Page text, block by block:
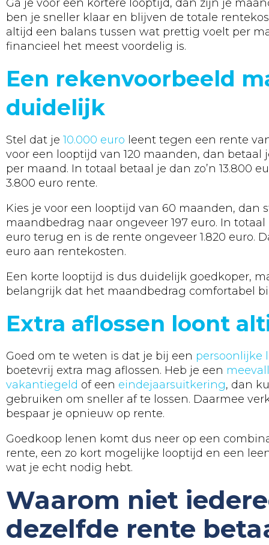
Ga je voor een kortere looptijd, dan zijn je
ben je sneller klaar en blijven de totale
altijd een balans tussen wat prettig voelt per
financieel het meest voordelig is.
Een rekenvoorbeeld
duidelijk
Stel dat je 10.000 euro leent tegen een rente
voor een looptijd van 120 maanden, dan betaal
per maand. In totaal betaal je dan zo’n 13.800
3.800 euro rente.
Kies je voor een looptijd van 60 maanden, dan
maandbedrag naar ongeveer 197 euro. In totaal
euro terug en is de rente ongeveer 1.820 euro.
euro aan rentekosten.
Een korte looptijd is dus duidelijk goedkoper,
belangrijk dat het maandbedrag comfortabel
Extra aflossen loont
Goed om te weten is dat je bij een persoonlijke
boetevrij extra mag aflossen. Heb je een
vakantiegeld of een eindejaarsuitkering, dan
gebruiken om sneller af te lossen. Daarmee
bespaar je opnieuw op rente.
Goedkoop lenen komt dus neer op een
rente, een zo kort mogelijke looptijd en een
wat je echt nodig hebt.
Waarom niet
dezelfde rente